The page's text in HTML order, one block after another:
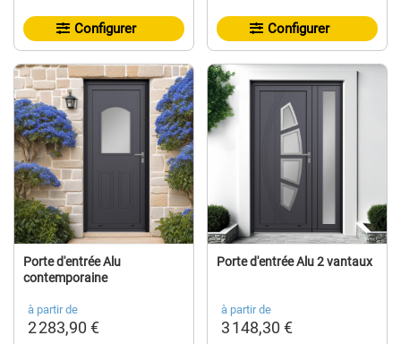
Configurer Configurer
Porte d'entrée Alu
contemporaine
à partir de
2 283,90 €
Porte d'entrée Alu 2 vantaux
à partir de
3 148,30 €